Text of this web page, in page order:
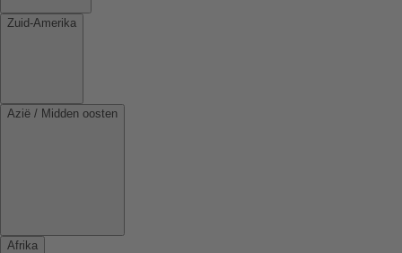
Zuid-Amerika
Azië / Midden oosten
Afrika